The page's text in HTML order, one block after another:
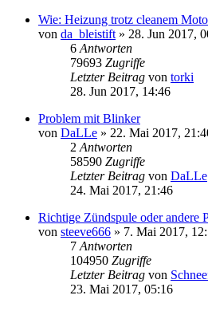
Wie: Heizung trotz cleanem
von da_bleistift » 28. Jun 2017,
6 Antworten
79693 Zugriffe
Letzter Beitrag von torki
28. Jun 2017, 14:46
Problem mit Blinker
von DaLLe » 22. Mai 2017,
2 Antworten
58590 Zugriffe
Letzter Beitrag von DaLLe
24. Mai 2017, 21:46
Richtige Zündspule oder andere
von steeve666 » 7. Mai 2017,
7 Antworten
104950 Zugriffe
Letzter Beitrag von
23. Mai 2017, 05:16